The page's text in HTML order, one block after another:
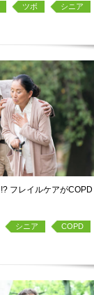
シニア
ツボ
フレイルケアがCOPD
COPD
シニア